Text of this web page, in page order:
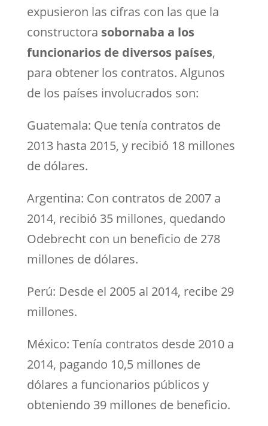
expusieron las cifras con las que la
constructora sobornaba a los
funcionarios de diversos países,
para obtener los contratos. Algunos
de los países involucrados son:
Guatemala: Que tenía contratos de
2013 hasta 2015, y recibió 18 millones
de dólares.
Argentina: Con contratos de 2007 a
2014, recibió 35 millones, quedando
Odebrecht con un beneficio de 278
millones de dólares.
Perú: Desde el 2005 al 2014, recibe 29
millones.
México: Tenía contratos desde 2010 a
2014, pagando 10,5 millones de
dólares a funcionarios públicos y
obteniendo 39 millones de beneficio.